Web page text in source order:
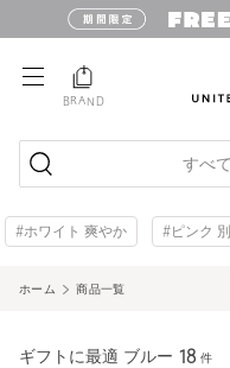
BRAND
すべ
#ホワイト 爽やか #ピンク
ホーム 商品一覧
ギフトに最適 ブルー 18 件